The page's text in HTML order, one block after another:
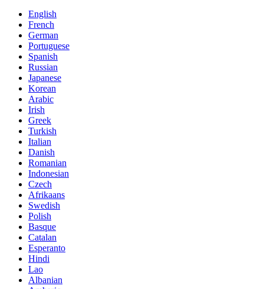
English
French
German
Portuguese
Spanish
Russian
Japanese
Korean
Arabic
Irish
Greek
Turkish
Italian
Danish
Romanian
Indonesian
Czech
Afrikaans
Swedish
Polish
Basque
Catalan
Esperanto
Hindi
Lao
Albanian